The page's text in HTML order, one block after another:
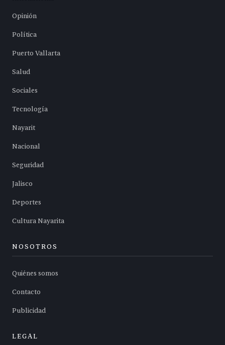
Opinión
Política
Puerto Vallarta
Salud
Sociales
Tecnología
Nayarit
Nacional
Seguridad
Jalisco
Deportes
Cultura Nayarita
NOSOTROS
Quiénes somos
Contacto
Publicidad
LEGAL